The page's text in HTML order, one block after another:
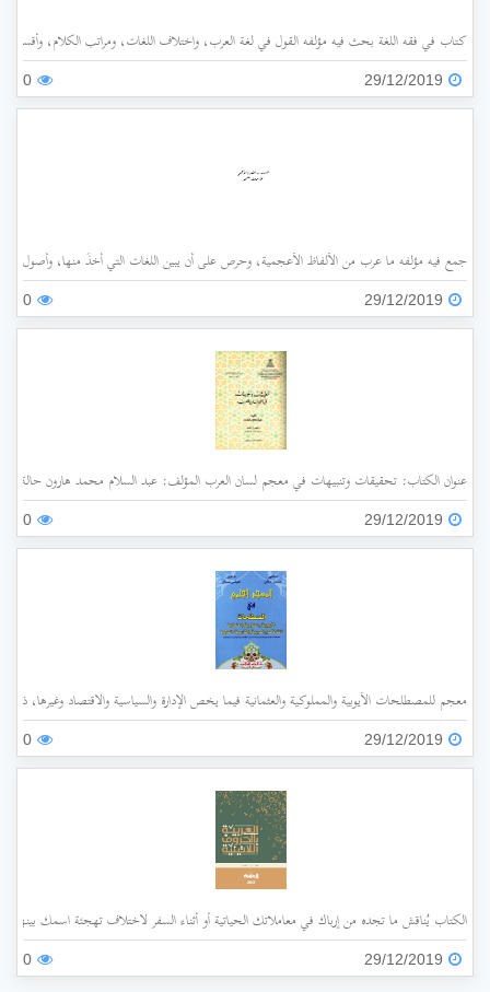
كتاب في فقه اللغة بحث فيه مؤلفه القول في لغة العرب، واختلاف اللغات، ومراتب الكلام،
29/12/2019
0
جمع فيه مؤلفه ما عرب من الألفاظ الأعجمية، وحرص على أن يبين اللغات التي أُخذَ منها، وأصول
29/12/2019
0
عنوان الكتاب: تحقيقات وتنبيهات في معجم لسان العرب المؤلف: عبد السلام محمد هارون حالة الفهرسة: غير مفهرس الناشر: جامعة الملك عبد
29/12/2019
0
معجم للمصطلحات الأيوبية والمملوكية والعثمانية فيما يخص الإدارة والسياسية والاقتصاد وغيرها، ذات
29/12/2019
0
الكتاب يُناقش ما تجده من إرباك في معاملاتك الحياتية أو أثناء السفر لاختلاف تهجئة اسمك بينها
29/12/2019
0